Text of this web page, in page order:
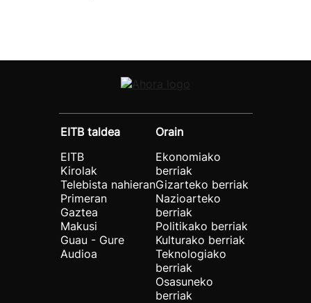
EITB taldea
EITB
Kirolak
Telebista nahieran
Primeran
Gaztea
Makusi
Guau - Gure
Audioa
Orain
Ekonomiako
berriak
Gizarteko berriak
Nazioarteko
berriak
Politikako berriak
Kulturako berriak
Teknologiako
berriak
Osasuneko
berriak